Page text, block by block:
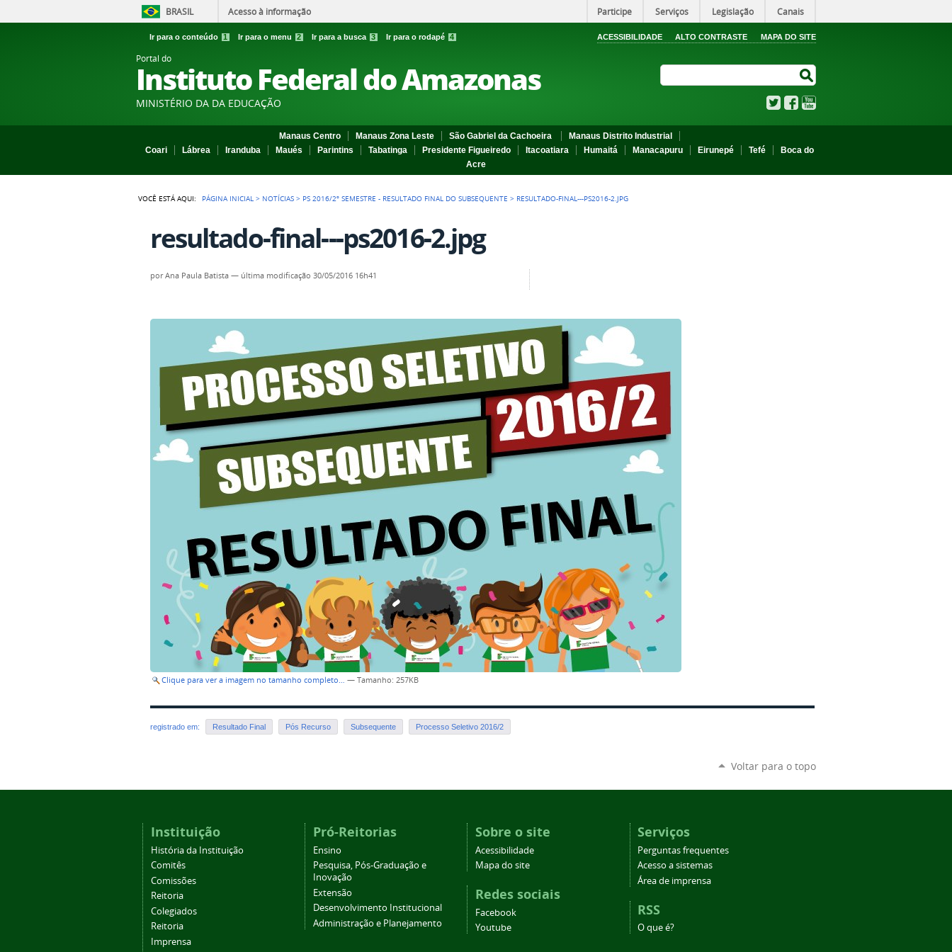
BRASIL Acesso à informação Participe Serviços Legislação Canais
Ir para o conteúdo 1 Ir para o menu 2 Ir para a busca 3 Ir para o rodapé 4 ACESSIBILIDADE ALTO CONTRASTE MAPA DO SITE
Portal do
Instituto Federal do Amazonas
MINISTÉRIO DA DA EDUCAÇÃO TwitterFacebook
Manaus Centro Manaus Zona Leste São Gabriel da Cachoeira
Manaus Distrito Industrial
Coari
Lábrea Iranduba Maués Parintins Tabatinga Presidente Figueiredo Itacoatiara Humaitá Manacapuru Eirunepé Tefé
Boca do
Acre
VOCÊ ESTÁ AQUI: PÁGINA INICIAL > NOTÍCIAS > PS 2016/2º SEMESTRE - RESULTADO FINAL DO SUBSEQUENTE > RESULTADO-FINAL---PS2016-2.JPG
resultado-final---ps2016-2.jpg
porAna Paula Batista— última modificação 30/05/2016 16h41
Clique para ver a imagem no tamanho completo… — Tamanho: 257KB
registrado em: Resultado Final Pós Recurso Subsequente Processo Seletivo 2016/2
Voltar para o topo
Instituição
História da Instituição
Comitês
Comissões
Reitoria
Colegiados
Reitoria
Imprensa
Pró-Reitorias
Ensino
Pesquisa, Pós-Graduação e
Inovação
Extensão
Desenvolvimento Institucional
Administração e Planejamento
Sobre o site
Acessibilidade
Mapa do site
Redes sociais
Facebook
Youtube
Serviços
Perguntas frequentes
Acesso a sistemas
Área de imprensa
RSS
O que é?